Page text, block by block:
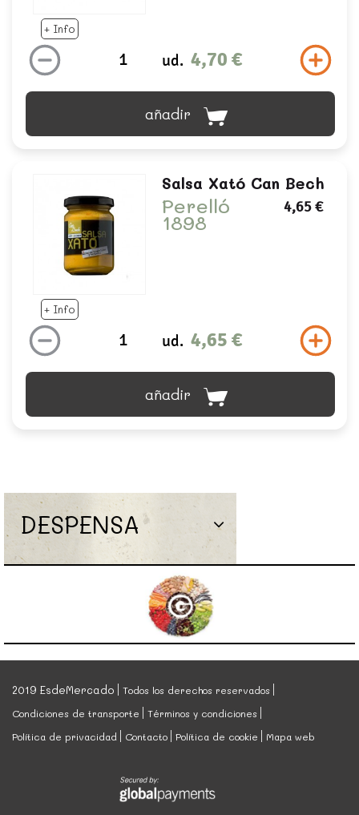
+ Info
ud. 4,70 €
añadir
+ Info
Salsa Xató Can Bech
Perelló
1898
4,65 €
ud. 4,65 €
añadir
DESPENSA
2019 EsdeMercado
Todos los derechos reservados
Condiciones de transporte
Términos y condiciones
Política de privacidad
Contacto Política de cookie Mapa web